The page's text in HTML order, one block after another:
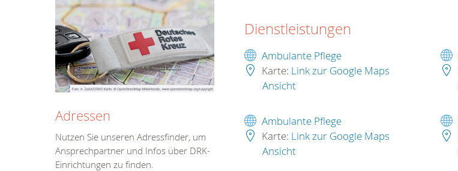
Dienstleistungen
Ambulante Pflege
Karte: Link zur Google Maps
Ansicht
Ambulante Pflege
Karte: Link zur Google Maps
Ansicht
Adressen
Nutzen Sie unseren Adressfinder, um
Ansprechpartner und Infos über DRK-
Einrichtungen zu finden.